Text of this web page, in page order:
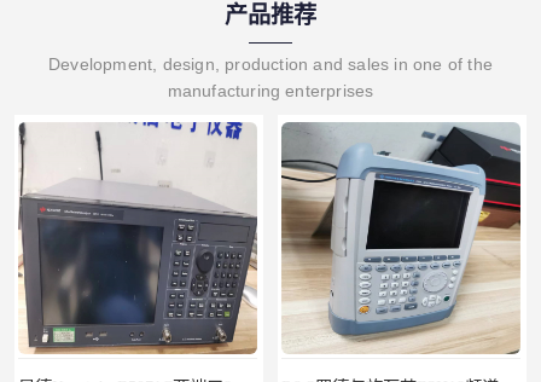
产品推荐
Development, design, production and sales in one of the
manufacturing enterprises